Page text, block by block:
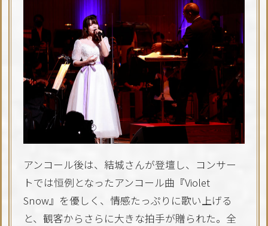
アンコール後は、結城さんが登壇し、コンサー
トでは恒例となったアンコール曲『Violet
Snow』を優しく、情感たっぷりに歌い上げる
と、観客からさらに大きな拍手が贈られた。全